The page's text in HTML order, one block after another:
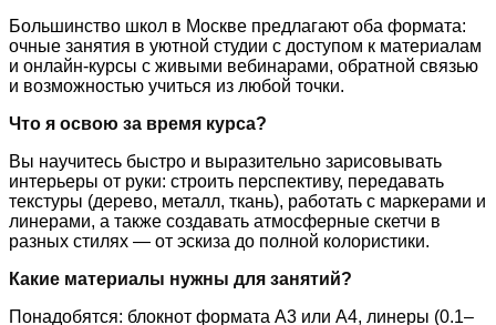
Большинство школ в Москве предлагают оба формата:
очные занятия в уютной студии с доступом к материалам
и онлайн-курсы с живыми вебинарами, обратной связью
и возможностью учиться из любой точки.
Что я освою за время курса?
Вы научитесь быстро и выразительно зарисовывать
интерьеры от руки: строить перспективу, передавать
текстуры (дерево, металл, ткань), работать с маркерами и
линерами, а также создавать атмосферные скетчи в
разных стилях — от эскиза до полной колористики.
Какие материалы нужны для занятий?
Понадобятся: блокнот формата А3 или А4, линеры (0.1–